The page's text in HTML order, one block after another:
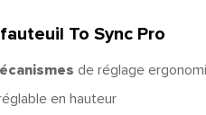
To Sync Pro
de réglage
en hauteur